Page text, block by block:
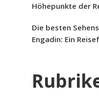
Höhepunkte der
Die besten
Engadin: Ein